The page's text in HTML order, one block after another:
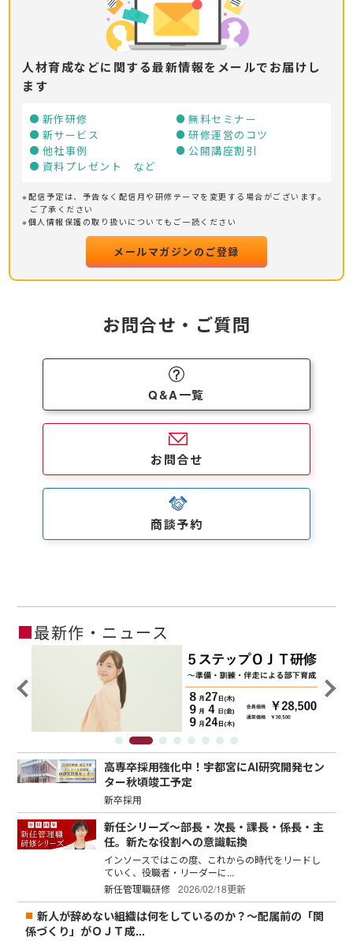
人材育成などに関する最新情報をメールでお届けし
ます
新作研修
無料セミナー
新サービス
研修運営のコツ
他社事例
公開講座割引
資料プレゼント など
※配信予定は、予告なく配信月や研修テーマを変更する場合がございます。
ご了承ください
※個人情報保護の取り扱いについてもご一読ください
メールマガジンのご登録
お問合せ・ご質問
Q&A一覧
お問合せ
商談予約
■最新作・ニュース
高専卒採用強化中！宇都宮にAI研究開発セン
ター秋頃竣工予定
新卒採用
新任シリーズ～部長・次長・課長・係長・主
任。新たな役割への意識転換
インソースではこの度、これからの時代をリードし
ていく、役職者・リーダーに...
新任管理職研修 2026/02/18更新
新人が辞めない組織は何をしているのか？～配属前の「関
係づくり」がＯＪＴ成...